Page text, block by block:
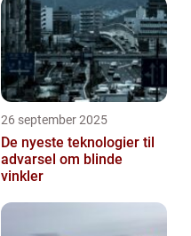
26 september 2025
De nyeste teknologier til
advarsel om blinde
vinkler